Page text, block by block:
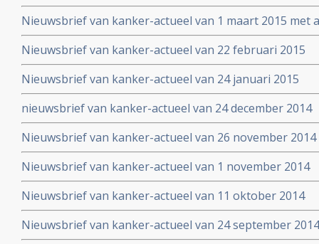
Nieuwsbrief van kanker-actueel van 1 maart 2015 met
wetenschappelijk bewezen niet-toxische middelen en
Nieuwsbrief van kanker-actueel van 22 februari 2015
Nieuwsbrief van kanker-actueel van 24 januari 2015
nieuwsbrief van kanker-actueel van 24 december 2014
Nieuwsbrief van kanker-actueel van 26 november 2014
Nieuwsbrief van kanker-actueel van 1 november 2014
Nieuwsbrief van kanker-actueel van 11 oktober 2014
Nieuwsbrief van kanker-actueel van 24 september 2014